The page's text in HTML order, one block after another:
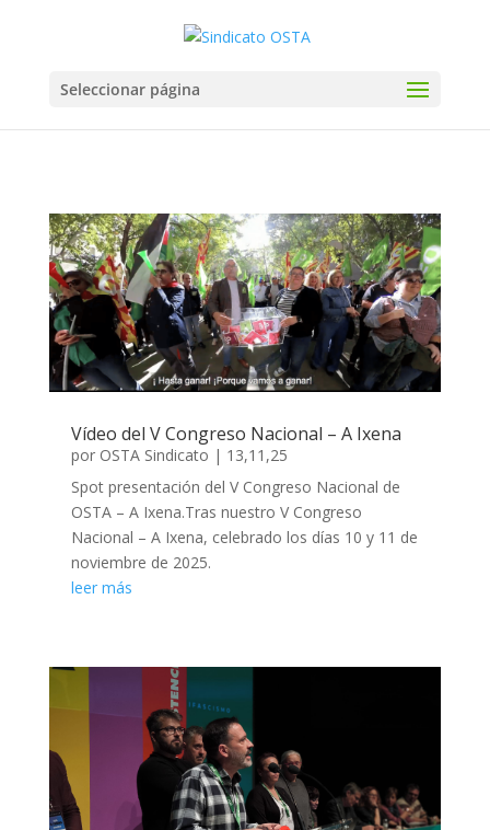
Seleccionar página
Vídeo del V Congreso Nacional – A Ixena
por OSTA Sindicato | 13,11,25
Spot presentación del V Congreso Nacional de
OSTA – A Ixena.Tras nuestro V Congreso
Nacional – A Ixena, celebrado los días 10 y 11 de
noviembre de 2025.
leer más